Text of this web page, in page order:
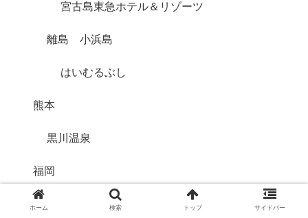
宮古島東急ホテル＆リゾーツ
離島 小浜島
はいむるぶし
熊本
黒川温泉
福岡
群馬
ホーム 検索 トップ サイドバー